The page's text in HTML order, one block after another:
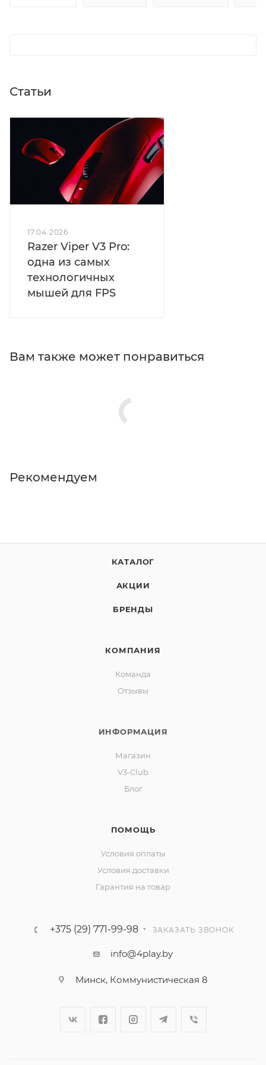
Статьи
17.04.2026
Razer Viper V3 Pro:
одна из самых
технологичных
мышей для FPS
Вам также может понравиться
Рекомендуем
КАТАЛОГ
АКЦИИ
БРЕНДЫ
КОМПАНИЯ
Команда
Отзывы
ИНФОРМАЦИЯ
Магазин
V3-Club
Блог
ПОМОЩЬ
Условия оплаты
Условия доставки
Гарантия на товар
+375 (29) 771-99-98 ЗАКАЗАТЬ ЗВОНОК
info@4play.by
Минск, Коммунистическая 8